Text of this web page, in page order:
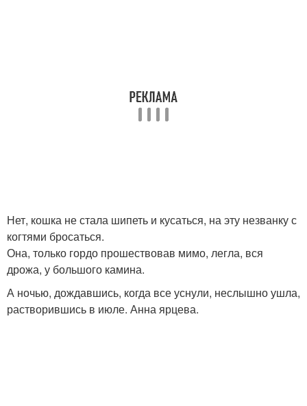
Нет, кошка не стала шипеть и кусаться, на эту незванку с
когтями бросаться.
Она, только гордо прошествовав мимо, легла, вся
дрожа, у большого камина.
А ночью, дождавшись, когда все уснули, неслышно ушла,
растворившись в июле. Анна ярцева.